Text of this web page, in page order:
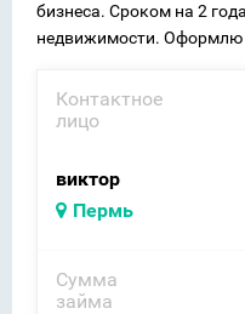
бизнеса. Сроком на 2
недвижимости. Оформлю
Контактное
лицо
виктор
Пермь
Сумма
займа